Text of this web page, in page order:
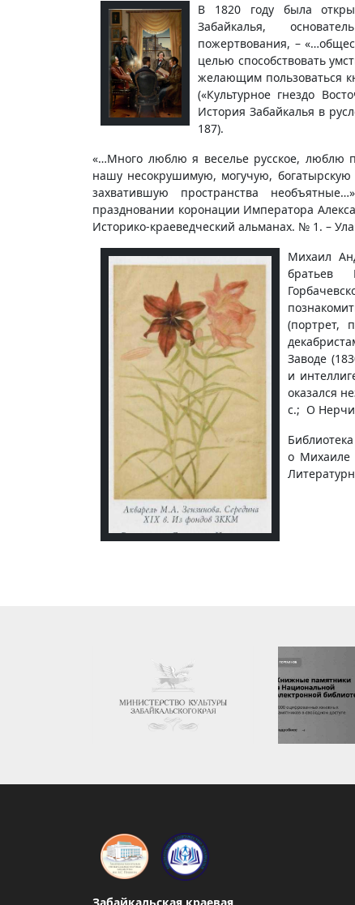
В 1820 году была
Забайкалья,
пожертвования, –
целью способствовать
желающим пользоваться
(«Культурное гнездо
История Забайкалья в
187).
«…Много люблю я веселье русское, люблю
нашу несокрушимую, могучую,
захватившую пространства
праздновании коронации Императора
Историко-краеведческий альманах. № 1. –
Михаил
братьев
(портрет,
Заводе
и
оказался
с.; О
о Михаиле
Забайкальская краевая